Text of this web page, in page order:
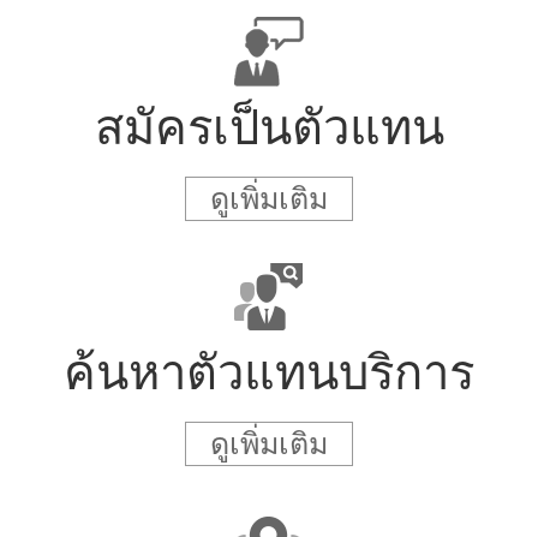
สมัครเป็นตัวแทน
ดูเพิ่มเติม
ค้นหาตัวแทนบริการ
ดูเพิ่มเติม